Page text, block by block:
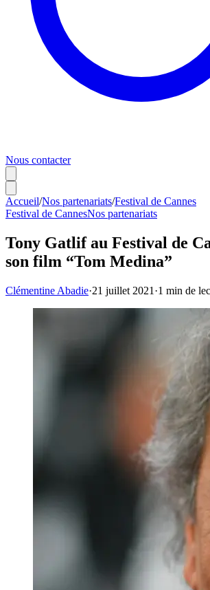
Nous contacter
Accueil/Nos partenariats/Festival de Cannes
Festival de CannesNos partenariats
Tony Gatlif au Festival de
son film “Tom Medina”
Clémentine Abadie·21 juillet 2021 ·1 min de